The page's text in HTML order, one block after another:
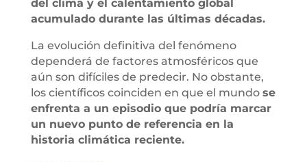
del clima y el calentamiento global
acumulado durante las últimas décadas.
La evolución definitiva del fenómeno
dependerá de factores atmosféricos que
aún son difíciles de predecir. No obstante,
los científicos coinciden en que el mundo se
enfrenta a un episodio que podría marcar
un nuevo punto de referencia en la
historia climática reciente.